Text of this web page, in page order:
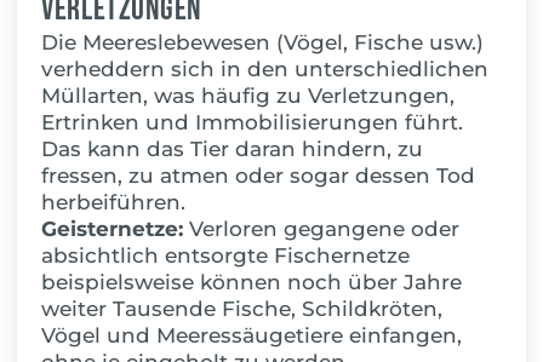
Verletzungen
Die Meereslebewesen (Vögel, Fische usw.)
verheddern sich in den unterschiedlichen
Müllarten, was häufig zu Verletzungen,
Ertrinken und Immobilisierungen führt.
Das kann das Tier daran hindern, zu
fressen, zu atmen oder sogar dessen Tod
herbeiführen.
Geisternetze: Verloren gegangene oder
absichtlich entsorgte Fischernetze
beispielsweise können noch über Jahre
weiter Tausende Fische, Schildkröten,
Vögel und Meeressäugetiere einfangen,